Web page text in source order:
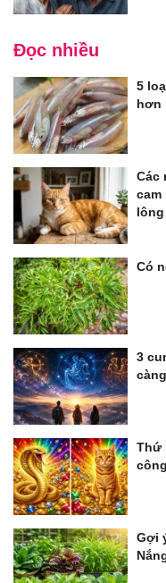
Đọc nhiều
5
hơn
Các
cam
Có
3
Thứ
Gợi